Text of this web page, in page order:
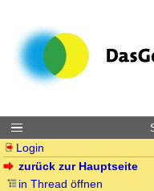
Login
zurück zur Hauptseite
in Thread öffnen